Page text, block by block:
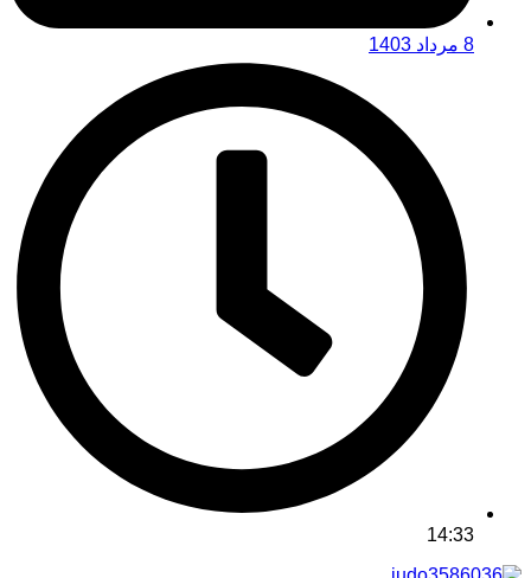
8 مرداد 1403
14:33